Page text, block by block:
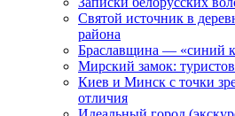
Святой источник в
района
Браславщина — «синий
Мирский замок:
Киев и Минск с точки
отличия